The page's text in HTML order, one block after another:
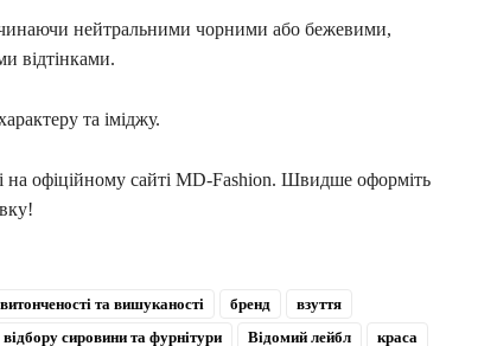
нейтральними чорними або бежевими,
відтінками.
та іміджу.
офіційному сайті MD-Fashion. Швидше оформіть
та вишуканості бренд
взуття
сировини та фурнітури
Відомий лейбл краса